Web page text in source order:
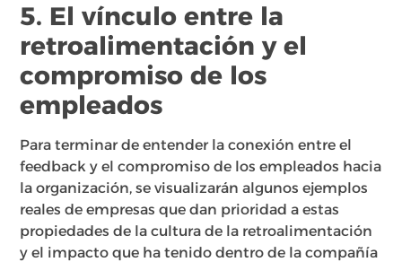
5. El vínculo entre la
retroalimentación y el
compromiso de los
empleados
Para terminar de entender la conexión entre el
feedback y el compromiso de los empleados hacia
la organización, se visualizarán algunos ejemplos
reales de empresas que dan prioridad a estas
propiedades de la cultura de la retroalimentación
y el impacto que ha tenido dentro de la compañía